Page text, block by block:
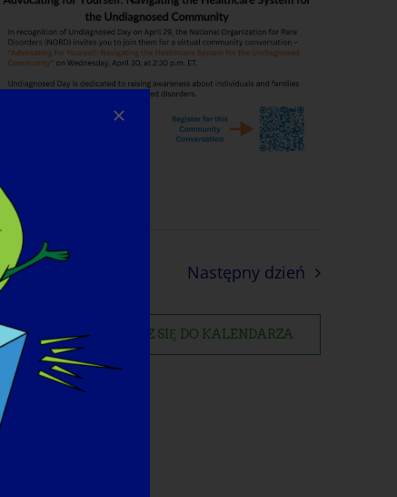
Następny dzień
ZAPISZ SIĘ DO KALENDARZA